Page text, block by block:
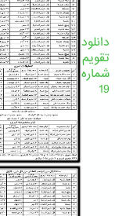
دانلود
تقویم
شماره
19